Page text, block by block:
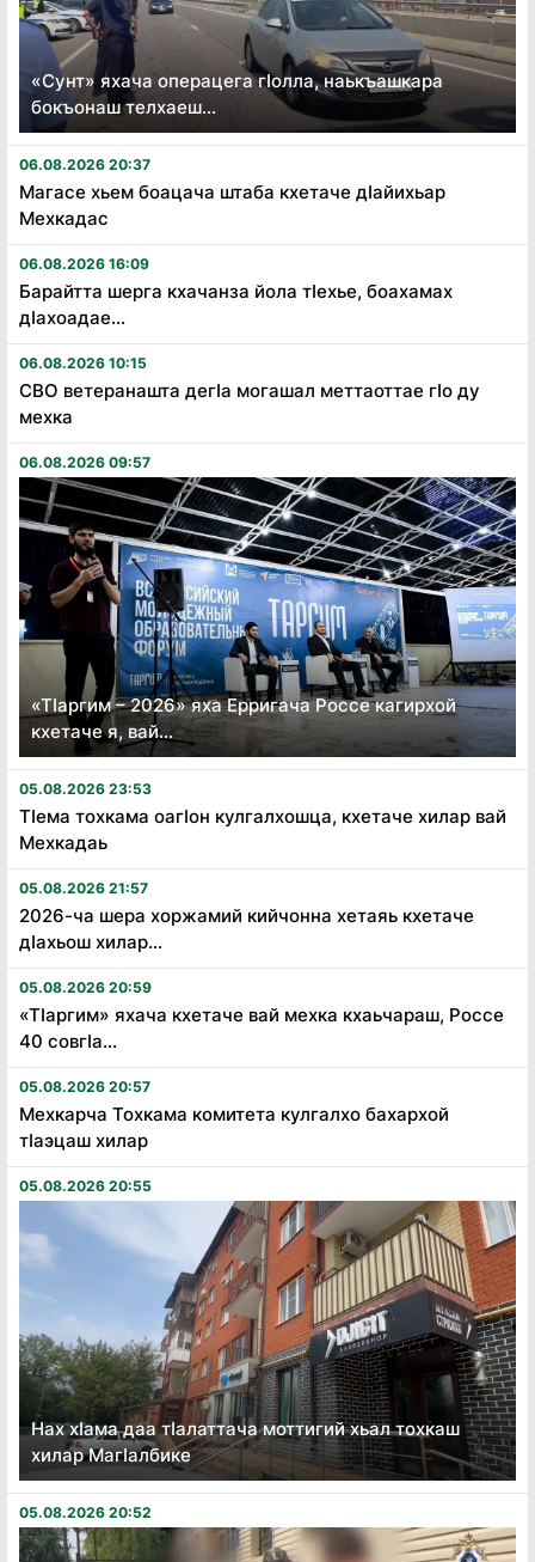
«Сунт» яхача операцега гӏолла, наькъашкара
бокъонаш телхаеш...
06.08.2026 20:37
Магасе хьем боацача штаба кхетаче дӏайихьар
Мехкадас
06.08.2026 16:09
Барайтта шерга кхачанза йола тӏехье, боахамах
дӏахоадае...
06.08.2026 10:15
СВО ветеранашта дегӏа могашал меттаоттае гӏо ду
мехка
06.08.2026 09:57
«Тӏаргим – 2026» яха Ерригача Россе кагирхой
кхетаче я, вай...
05.08.2026 23:53
Тӏема тохкама оагӏон кулгалхошца, кхетаче хилар вай
Мехкадаь
05.08.2026 21:57
2026-ча шера хоржамий кийчонна хетаяь кхетаче
дӏахьош хилар...
05.08.2026 20:59
«Тӏаргим» яхача кхетаче вай мехка кхаьчараш, Россе
40 совгӏа...
05.08.2026 20:57
Мехкарча Тохкама комитета кулгалхо бахархой
тӏаэцаш хилар
05.08.2026 20:55
Нах хӏама даа тӏалаттача моттигий хьал тохкаш
хилар Магӏалбике
05.08.2026 20:52